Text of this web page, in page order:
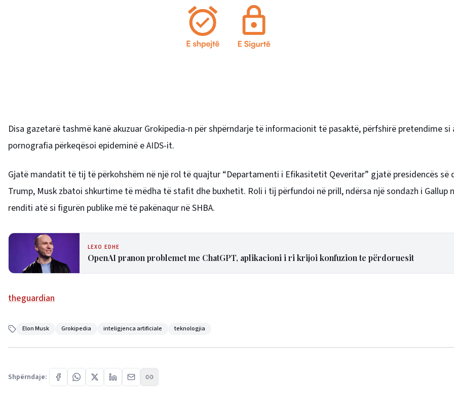
Disa gazetarë tashmë kanë akuzuar Grokipedia-n për shpërndarje të informacionit të pasaktë, përfshirë pretendime si
pornografia përkeqësoi epideminë e AIDS-it.
Gjatë mandatit të tij të përkohshëm në një rol të quajtur “Departamenti i Efikasitetit Qeveritar” gjatë presidencës së
Trump, Musk zbatoi shkurtime të mëdha të stafit dhe buxhetit. Roli i tij përfundoi në prill, ndërsa një sondazh i Gallup
renditi atë si figurën publike më të pakënaqur në SHBA.
LEXO EDHE
OpenAI pranon problemet me ChatGPT, aplikacioni i ri krijoi konfuzion te përdoruesit
theguardian
Elon Musk Grokipedia inteligjenca artificiale teknologjia
Shpërndaje: